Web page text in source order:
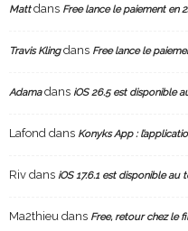
Mattdans Free lance le paiement en
Travis Klingdans Free lance le
Adamadans iOS 26.5 est disponible
Lafond dans Konyks App :
Riv dans iOS 17.6.1 est disponible au
Ma2thieu dans Free, retour chez le